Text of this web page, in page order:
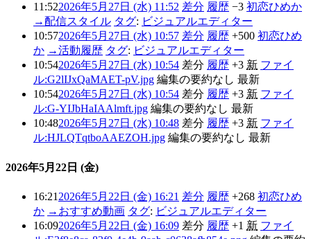
11:522026年5月27日 (水) 11:52 差分 履歴 −3 初恋ひめか
→配信スタイル タグ: ビジュアルエディター
10:572026年5月27日 (水) 10:57 差分 履歴 +500 初恋ひめ
か →活動履歴 タグ: ビジュアルエディター
10:542026年5月27日 (水) 10:54 差分 履歴 +3 新 ファイ
ル:G2lIJxQaMAET-pV.jpg 編集の要約なし 最新
10:542026年5月27日 (水) 10:54 差分 履歴 +3 新 ファイ
ル:G-YIJbHaIAAlmft.jpg 編集の要約なし 最新
10:482026年5月27日 (水) 10:48 差分 履歴 +3 新 ファイ
ル:HJLQTqtboAAEZOH.jpg 編集の要約なし 最新
2026年5月22日 (金)
16:21 2026年5月22日 (金) 16:21 差分 履歴 +268 初恋ひめ
か → おすすめ動画 タグ: ビジュアルエディター
16:092026年5月22日 (金) 16:09 差分 履歴 +1 新 ファイ